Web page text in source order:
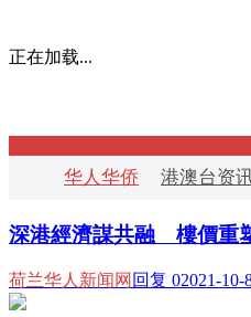
正在加载...
华人华侨 港澳台资
深港經濟謀共融 樓價重
荷兰华人新闻网 回复 02021-10-